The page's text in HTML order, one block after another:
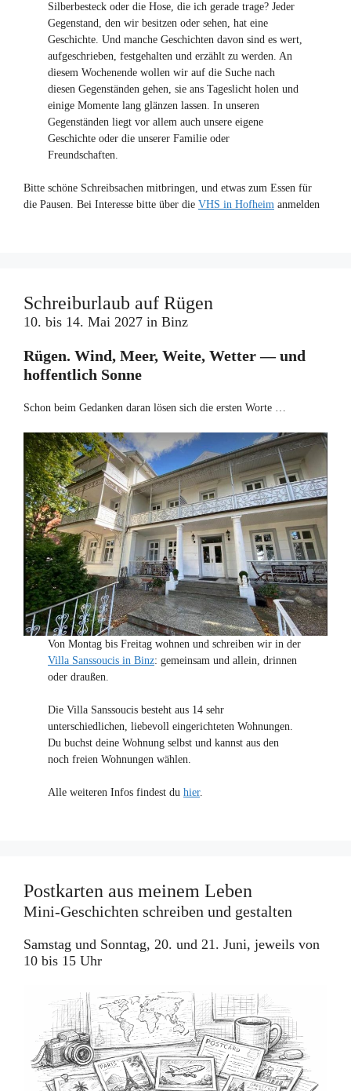
Silberbesteck oder die Hose, die ich gerade trage? Jeder
Gegenstand, den wir besitzen oder sehen, hat eine
Geschichte. Und manche Geschichten davon sind es wert,
aufgeschrieben, festgehalten und erzählt zu werden. An
diesem Wochenende wollen wir auf die Suche nach
diesen Gegenständen gehen, sie ans Tageslicht holen und
einige Momente lang glänzen lassen. In unseren
Gegenständen liegt vor allem auch unsere eigene
Geschichte oder die unserer Familie oder
Freundschaften.
Bitte schöne Schreibsachen mitbringen, und etwas zum Essen für
die Pausen. Bei Interesse bitte über die VHS in Hofheim anmelden
Schreiburlaub auf Rügen
10. bis 14. Mai 2027 in Binz
Rügen. Wind, Meer, Weite, Wetter — und
hoffentlich Sonne
Schon beim Gedanken daran lösen sich die ersten Worte …
Von Montag bis Freitag wohnen und schreiben wir in der
Villa Sanssoucis in Binz: gemeinsam und allein, drinnen
oder draußen.
Die Villa Sanssoucis besteht aus 14 sehr
unterschiedlichen, liebevoll eingerichteten Wohnungen.
Du buchst deine Wohnung selbst und kannst aus den
noch freien Wohnungen wählen.
Alle weiteren Infos findest duhier.
Postkarten aus meinem Leben
Mini-Geschichten schreiben und gestalten
Samstag und Sonntag, 20. und 21. Juni, jeweils von
10 bis 15 Uhr